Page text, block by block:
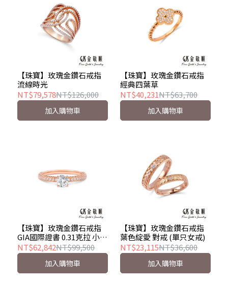
【珠寶】玫瑰金鑽石戒指
流線時光
NT$79,578NT$126,000
加入購物車
【珠寶】玫瑰金鑽石戒指
經典四葉草
NT$40,231NT$63,700
加入購物車
【珠寶】玫瑰金鑽石戒指
GIA國際證書 0.31克拉 小公
主
NT$62,842NT$99,500
加入購物車
【珠寶】玫瑰金鑽石戒指
葉色綻愛 對戒 (單只女戒)
NT$23,115NT$36,600
加入購物車